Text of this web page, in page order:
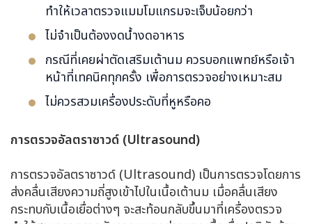
ทำให้เวลาตรวจแมมโมแกรมจะเจ็บน้อยกว่า
ไม่จำเป็นต้องงดน้ำงดอาหาร
กรณีที่เคยผ่าตัดเสริมเต้านม ควรบอกแพทย์หรือเจ้า
หน้าที่เทคนิคทุกครั้ง เพื่อการตรวจอย่างเหมาะสม
ไม่ควรสวมเครื่องประดับที่หูหรือคอ
การตรวจอัลตราซาวด์ (Ultrasound)
การตรวจอัลตราซาวด์ (Ultrasound) เป็นการตรวจโดยการ
ส่งคลื่นเสียงความถี่สูงเข้าไปในเนื้อเต้านม เมื่อคลื่นเสียง
กระทบกับเนื้อเยื่อต่างๆ จะสะท้อนกลับขึ้นมาที่เครื่องตรวจ